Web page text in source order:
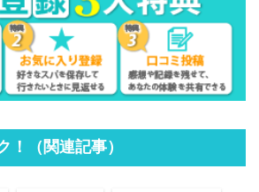
！（関連記事）